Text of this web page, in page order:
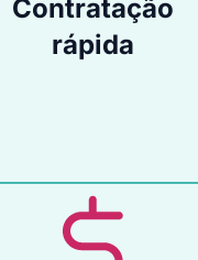
Contratação
rápida